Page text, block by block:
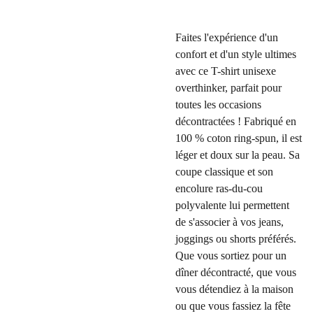
Faites l'expérience d'un
confort et d'un style ultimes
avec ce T-shirt unisexe
overthinker, parfait pour
toutes les occasions
décontractées ! Fabriqué en
100 % coton ring-spun, il est
léger et doux sur la peau. Sa
coupe classique et son
encolure ras-du-cou
polyvalente lui permettent
de s'associer à vos jeans,
joggings ou shorts préférés.
Que vous sortiez pour un
dîner décontracté, que vous
vous détendiez à la maison
ou que vous fassiez la fête